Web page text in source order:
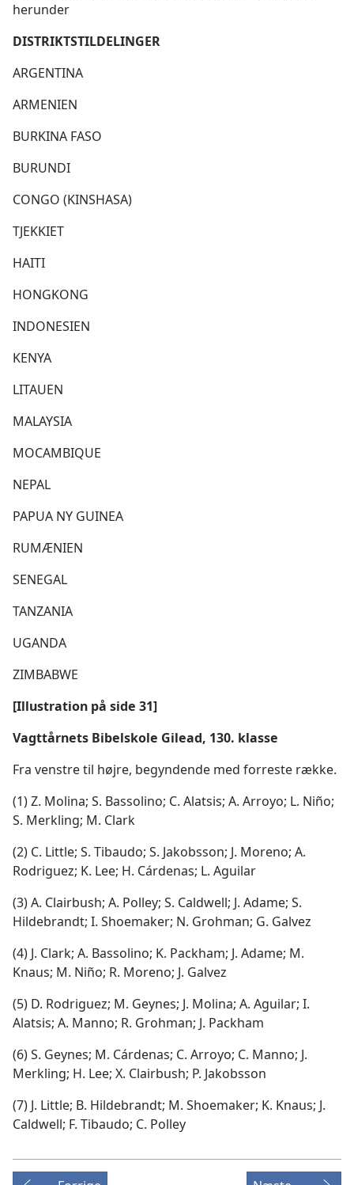
herunder
DISTRIKTSTILDELINGER
ARGENTINA
ARMENIEN
BURKINA FASO
BURUNDI
CONGO (KINSHASA)
TJEKKIET
HAITI
HONGKONG
INDONESIEN
KENYA
LITAUEN
MALAYSIA
MOCAMBIQUE
NEPAL
PAPUA NY GUINEA
RUMÆNIEN
SENEGAL
TANZANIA
UGANDA
ZIMBABWE
[Illustration på side 31]
Vagttårnets Bibelskole Gilead, 130. klasse
Fra venstre til højre, begyndende med forreste række.
(1) Z. Molina; S. Bassolino; C. Alatsis; A. Arroyo; L. Niño;
S. Merkling; M. Clark
(2) C. Little; S. Tibaudo; S. Jakobsson; J. Moreno; A.
Rodriguez; K. Lee; H. Cárdenas; L. Aguilar
(3) A. Clairbush; A. Polley; S. Caldwell; J. Adame; S.
Hildebrandt; I. Shoemaker; N. Grohman; G. Galvez
(4) J. Clark; A. Bassolino; K. Packham; J. Adame; M.
Knaus; M. Niño; R. Moreno; J. Galvez
(5) D. Rodriguez; M. Geynes; J. Molina; A. Aguilar; I.
Alatsis; A. Manno; R. Grohman; J. Packham
(6) S. Geynes; M. Cárdenas; C. Arroyo; C. Manno; J.
Merkling; H. Lee; X. Clairbush; P. Jakobsson
(7) J. Little; B. Hildebrandt; M. Shoemaker; K. Knaus; J.
Caldwell; F. Tibaudo; C. Polley